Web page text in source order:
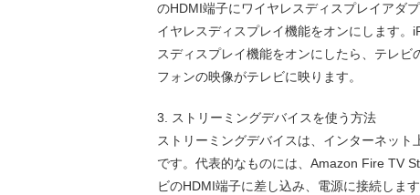
のHDMI端子にワイヤレスディスプレイアダ
イヤレスディスプレイ機能をオンにします
スディスプレイ機能をオンにしたら、テレ
フォンの映像がテレビに映ります。
3. ストリーミングデバイスを使う方法
ストリーミングデバイスは、インターネッ
です。代表的なものには、Amazon Fire TV
ビのHDMI端子に差し込み、電源に接続しま